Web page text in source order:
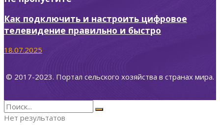
Как подключить и настроить цифровое
телевидение правильно и быстро
18.07.2025
© 2017-2023. Портал сельского хозяйства в странах мира.
Нет результатов